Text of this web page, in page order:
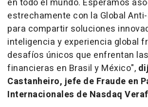
en todo el mundo. Esperamos
estrechamente con la Global
para compartir soluciones
inteligencia y experiencia global
desafíos únicos que enfrentan
financieras en Brasil y México",
Castanheiro, jefe de Fraude en
Internacionales de Nasdaq